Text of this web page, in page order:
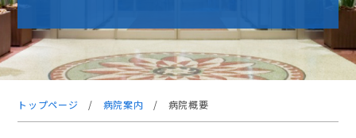
トップページ / 病院案内 / 病院概要